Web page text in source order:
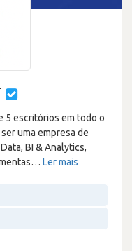
5 escritórios em todo o
uma empresa de
BI & Analytics,
… Ler mais